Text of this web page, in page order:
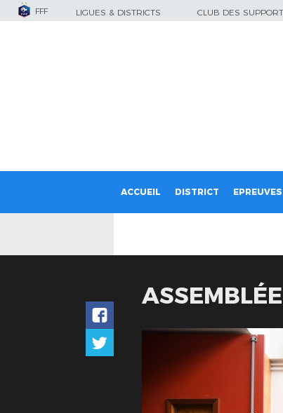
FFF LIGUES & DISTRICTS CLUB DES
ACCUEIL DISTRICT EPREUVES